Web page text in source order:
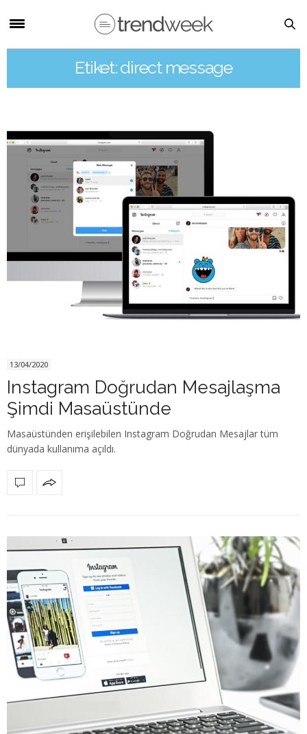
Etiket: direct message
13/04/2020
Instagram Doğrudan Mesajlaşma
Şimdi Masaüstünde
Masaüstünden erişilebilen Instagram Doğrudan Mesajlar tüm
dünyada kullanıma açıldı.